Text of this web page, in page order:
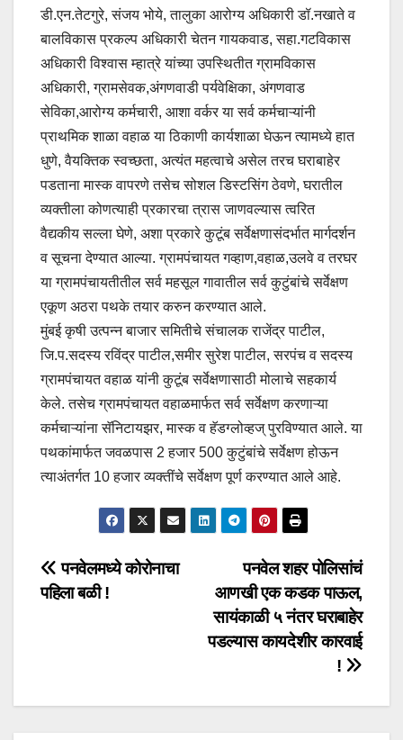
डी.एन.तेटगुरे, संजय भोये, तालुका आरोग्य अधिकारी डॉ.नखाते व
बालविकास प्रकल्प अधिकारी चेतन गायकवाड, सहा.गटविकास
अधिकारी विश्वास म्हात्रे यांच्या उपस्थितीत ग्रामविकास
अधिकारी, ग्रामसेवक,अंगणवाडी पर्यवेक्षिका, अंगणवाड
सेविका,आरोग्य कर्मचारी, आशा वर्कर या सर्व कर्मचाऱ्यांनी
प्राथमिक शाळा वहाळ या ठिकाणी कार्यशाळा घेऊन त्यामध्ये हात
धुणे, वैयक्तिक स्वच्छता, अत्यंत महत्वाचे असेल तरच घराबाहेर
पडताना मास्क वापरणे तसेच सोशल डिस्टसिंग ठेवणे, घरातील
व्यक्तीला कोणत्याही प्रकारचा त्रास जाणवल्यास त्वरित
वैद्यकीय सल्ला घेणे, अशा प्रकारे कुटूंब सर्वेक्षणासंदर्भात मार्गदर्शन
व सूचना देण्यात आल्या. ग्रामपंचायत गव्हाण,वहाळ,उलवे व तरघर
या ग्रामपंचायतीतील सर्व महसूल गावातील सर्व कुटुंबांचे सर्वेक्षण
एकूण अठरा पथके तयार करुन करण्यात आले.
मुंबई कृषी उत्पन्न बाजार समितीचे संचालक राजेंद्र पाटील,
जि.प.सदस्य रविंद्र पाटील,समीर सुरेश पाटील, सरपंच व सदस्य
ग्रामपंचायत वहाळ यांनी कुटूंब सर्वेक्षणासाठी मोलाचे सहकार्य
केले. तसेच ग्रामपंचायत वहाळमार्फत सर्व सर्वेक्षण करणाऱ्या
कर्मचाऱ्यांना सॅनिटायझर, मास्क व हॅडग्लोव्हज् पुरविण्यात आले. या
पथकांमार्फत जवळपास 2 हजार 500 कुटुंबांचे सर्वेक्षण होऊन
त्याअंतर्गत 10 हजार व्यक्तींचे सर्वेक्षण पूर्ण करण्यात आले आहे.
Post
navigation
पनवेल शहर पोलिसांचं
आणखी एक कडक पाऊल,
सायंकाळी ५ नंतर घराबाहेर
पडल्यास कायदेशीर कारवाई
!
पनवेलमध्ये कोरोनाचा
पहिला बळी !